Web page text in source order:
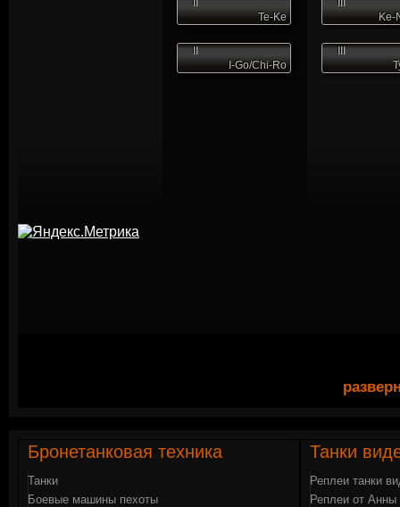
Бронетанковая техника
Танки
Боевые машины пехоты
Танки
Реплеи танки
Реплеи от Анны